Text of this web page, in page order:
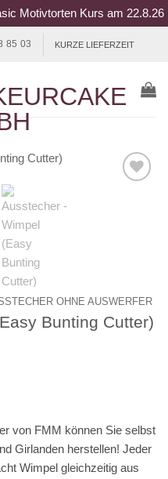
Motivtorten Kurs am 22.8.26
85 03 KURZE LIEFERZEIT
OHNE AUSWERFER
Bunting Cutter)
von FMM können Sie selbst
Girlanden herstellen! Jeder
Wimpel gleichzeitig aus